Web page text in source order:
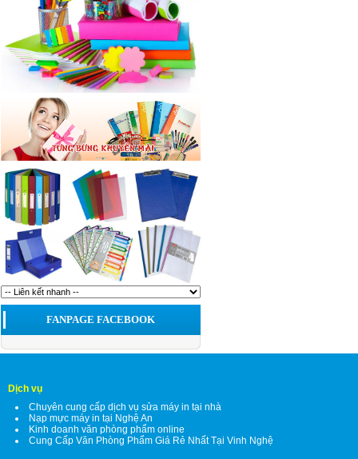
FANPAGE FACEBOOK
Dịch vụ
Chuyên cung cấp dịch vụ sửa máy in tại nhà
Nạp mực máy in tại Nghệ An
Kinh doanh văn phòng phẩm online
Cung Cấp Văn Phòng Phẩm Giá Rẻ Nhất Tại Vinh Nghệ